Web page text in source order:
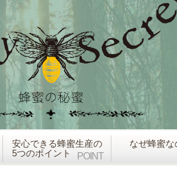
安心できる蜂蜜生産の
5つのポイント
POINT
なぜ蜂蜜な